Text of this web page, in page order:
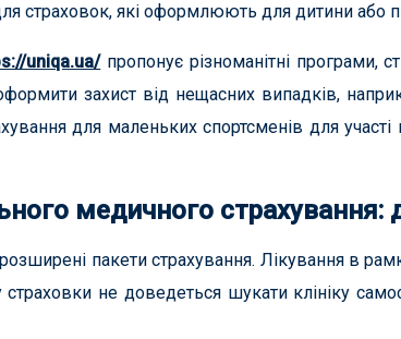
страховок, які оформлюють для дитини або
uniqa.ua/пропонує різноманітні програми,
захист від нещасних випадків,
для маленьких спортсменів для
медичного страхування:
розширені пакети страхування. Лікування в
не доведеться шукати клініку